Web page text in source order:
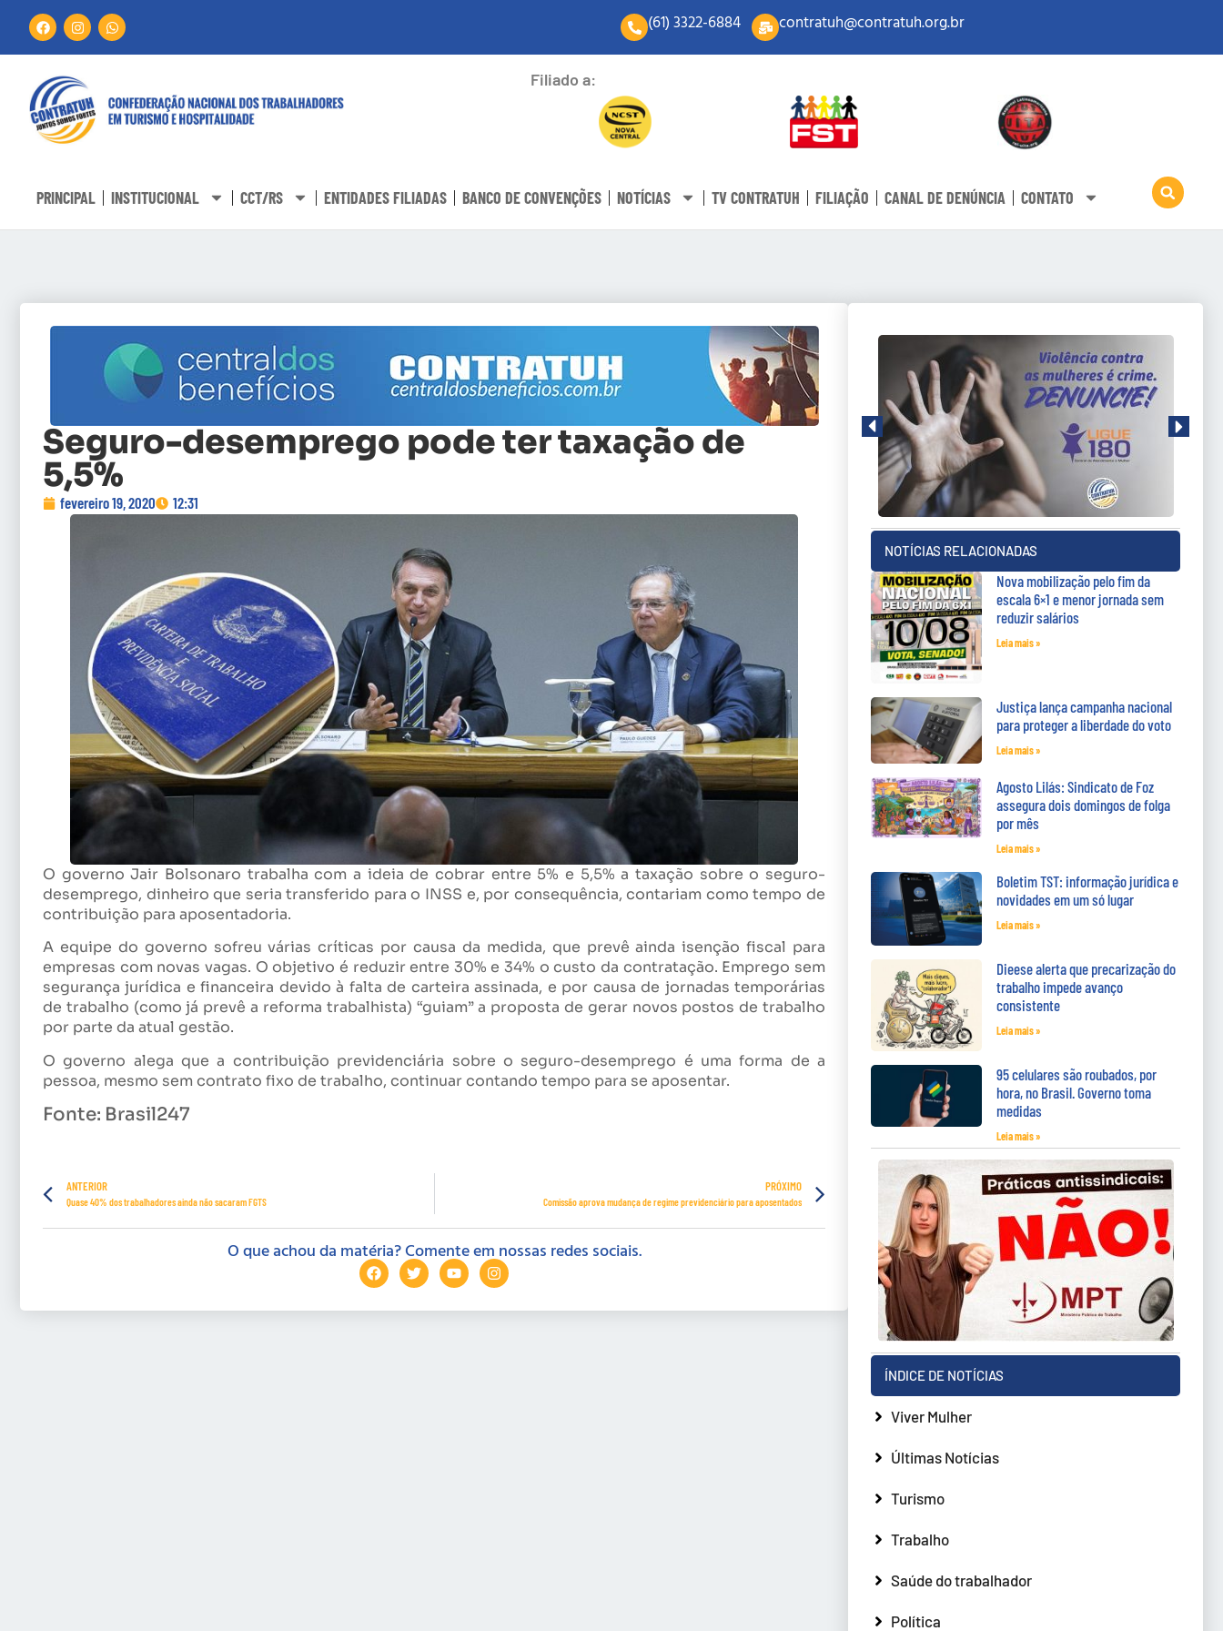
(61) 3322-6884 contratuh@contratuh.org.br
Filiado a:
PRINCIPAL INSTITUCIONAL CCT/RS ENTIDADES FILIADAS BANCO DE CONVENÇÕES NOTÍCIAS TV CONTRATUH FILIAÇÃO CANAL DE DENÚNCIA CONTATO
Seguro-desemprego pode ter taxação de
5,5%
fevereiro 19, 2020 12:31
O governo Jair Bolsonaro trabalha com a ideia de cobrar entre 5% e 5,5% a taxação sobre o seguro-
desemprego, dinheiro que seria transferido para o INSS e, por consequência, contariam como tempo de
contribuição para aposentadoria.
A equipe do governo sofreu várias críticas por causa da medida, que prevê ainda isenção fiscal para
empresas com novas vagas. O objetivo é reduzir entre 30% e 34% o custo da contratação. Emprego sem
segurança jurídica e financeira devido à falta de carteira assinada, e por causa de jornadas temporárias
de trabalho (como já prevê a reforma trabalhista) “guiam” a proposta de gerar novos postos de trabalho
por parte da atual gestão.
O governo alega que a contribuição previdenciária sobre o seguro-desemprego é uma forma de a
pessoa, mesmo sem contrato fixo de trabalho, continuar contando tempo para se aposentar.
Fonte: Brasil247
ANTERIOR
Quase 40% dos trabalhadores ainda não sacaram FGTS
PRÓXIMO
Comissão aprova mudança de regime previdenciário para aposentados
O que achou da matéria? Comente em nossas redes sociais.
NOTÍCIAS RELACIONADAS
Nova mobilização pelo fim da
escala 6×1 e menor jornada sem
reduzir salários
Leia mais »
Justiça lança campanha nacional
para proteger a liberdade do voto
Leia mais »
Agosto Lilás: Sindicato de Foz
assegura dois domingos de folga
por mês
Leia mais »
Boletim TST: informação jurídica e
novidades em um só lugar
Leia mais »
Dieese alerta que precarização do
trabalho impede avanço
consistente
Leia mais »
95 celulares são roubados, por
hora, no Brasil. Governo toma
medidas
Leia mais »
ÍNDICE DE NOTÍCIAS
Viver Mulher
Últimas Notícias
Turismo
Trabalho
Saúde do trabalhador
Política